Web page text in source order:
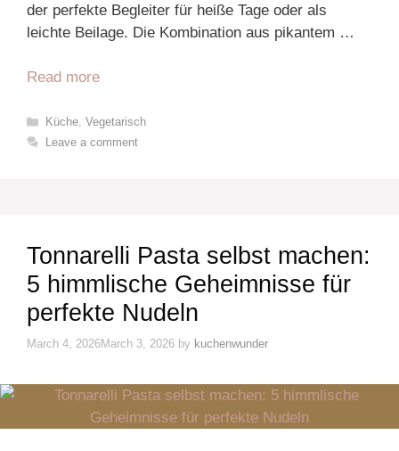
der perfekte Begleiter für heiße Tage oder als
leichte Beilage. Die Kombination aus pikantem …
Read more
Categories
Küche, Vegetarisch
Leave a comment
Tonnarelli Pasta selbst machen:
5 himmlische Geheimnisse für
perfekte Nudeln
March 4, 2026March 3, 2026 by kuchenwunder